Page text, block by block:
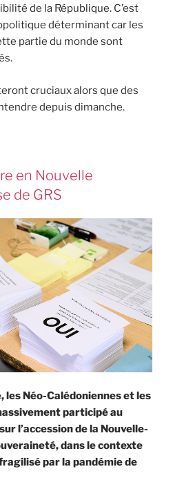
de la République. C’est
déterminant car les
partie du monde sont
cruciaux alors que des
depuis dimanche.
en Nouvelle
de GRS
les Néo-Calédoniennes et les
participé au
l’accession de la Nouvelle-
dans le contexte
par la pandémie de